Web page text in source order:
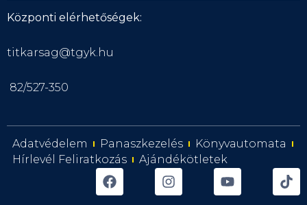
Központi elérhetőségek:
titkarsag@tgyk.hu
82/527-350
Adatvédelem Panaszkezelés
Könyvautomata
Hírlevél Feliratkozás
Ajándékötletek